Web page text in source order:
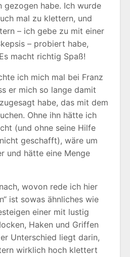
gezogen habe. Ich wurde
mal zu klettern, und
– ich gebe zu mit einer
– probiert habe,
macht richtig Spaß!
ich mich mal bei Franz
er mich so lange damit
habe, das mit dem
Ohne ihn hätte ich
(und ohne seine Hilfe
geschafft), wäre um
und hätte eine Menge
wovon rede ich hier
ist sowas ähnliches wie
einer mit lustig
Haken und Griffen
Unterschied liegt darin,
wirklich hoch klettert